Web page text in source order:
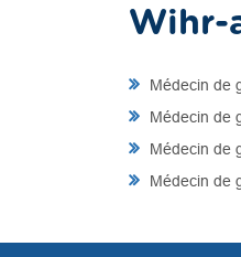
Wihr-
Médecin de
Médecin de
Médecin de
Médecin de